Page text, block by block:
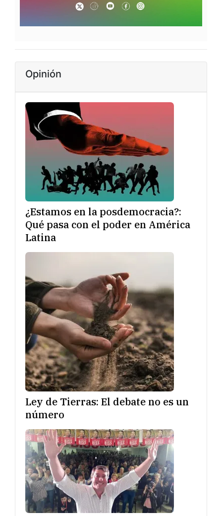
Opinión
¿Estamos en la posdemocracia?:
Qué pasa con el poder en América
Latina
Ley de Tierras: El debate no es un
número